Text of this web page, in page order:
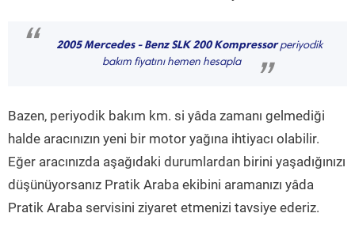
“ 2005 Mercedes - Benz SLK 200 Kompressorperiyodik
bakım fiyatını hemen hesapla
”
Bazen, periyodik bakım km. si yâda zamanı gelmediği
halde aracınızın yeni bir motor yağına ihtiyacı olabilir.
Eğer aracınızda aşağıdaki durumlardan birini yaşadığınızı
düşünüyorsanız Pratik Araba ekibini aramanızı yâda
Pratik Araba servisini ziyaret etmenizi tavsiye ederiz.